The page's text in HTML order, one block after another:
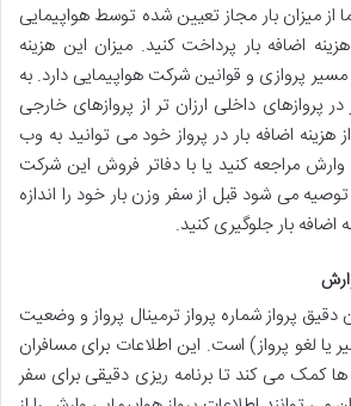
از میزان بار مجاز تعیین شده توسط هواپیمایی
اضافه بار پرداخت کنید. میزان این هزینه
پروازی و قوانین شرکت هواپیمایی دارد. به
پروازهای داخلی ارزان تر از پروازهای خارجی
اضافه بار در پرواز خود می توانید به وب
مراجعه کنید یا با دفاتر فروش این شرکت
می شود قبل از سفر وزن بار خود را اندازه
اضافه بار جلوگیری کنید.
دقیق پرواز شماره پرواز ترمینال پرواز و وضعیت
یا لغو پرواز) است. این اطلاعات برای مسافران
کمک می کند تا برنامه ریزی دقیقی برای سفر